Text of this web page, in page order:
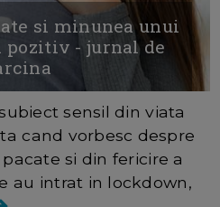
si minunea unui
pozitiv - jurnal de
sensil din viata
cand vorbesc despre
si din fericire a
au intrat in lockdown,